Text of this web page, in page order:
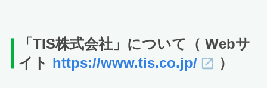
「TIS株式会社」について
（ Webサ
イト https://www.tis.co.jp/ ）